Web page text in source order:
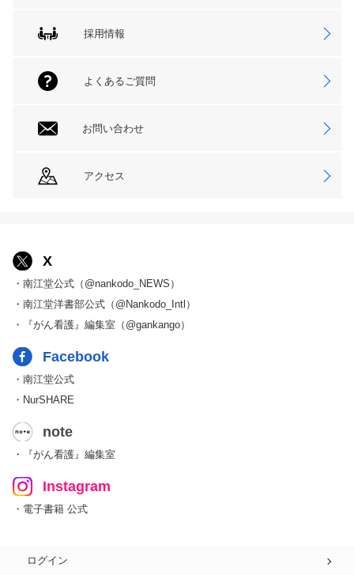
採用情報
よくあるご質問
お問い合わせ
アクセス
X
・南江堂公式（@nankodo_NEWS）
・南江堂洋書部公式（@Nankodo_Intl）
・『がん看護』編集室（@gankango）
Facebook
・南江堂公式
・NurSHARE
note
・『がん看護』編集室
Instagram
・電子書籍 公式
ログイン